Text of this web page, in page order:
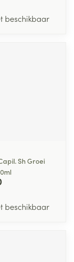
beschikbaar
Sh Groei
beschikbaar